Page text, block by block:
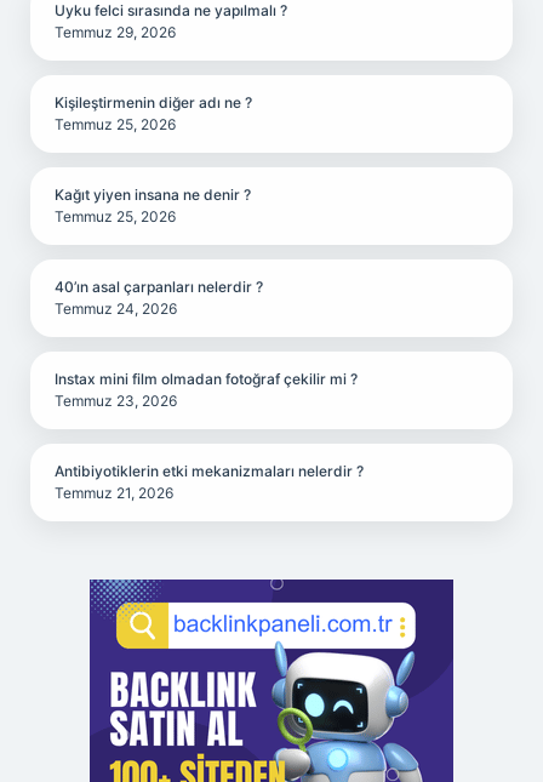
Uyku felci sırasında ne yapılmalı ?
Temmuz 29, 2026
Kişileştirmenin diğer adı ne ?
Temmuz 25, 2026
Kağıt yiyen insana ne denir ?
Temmuz 25, 2026
40’ın asal çarpanları nelerdir ?
Temmuz 24, 2026
Instax mini film olmadan fotoğraf çekilir mi ?
Temmuz 23, 2026
Antibiyotiklerin etki mekanizmaları nelerdir ?
Temmuz 21, 2026